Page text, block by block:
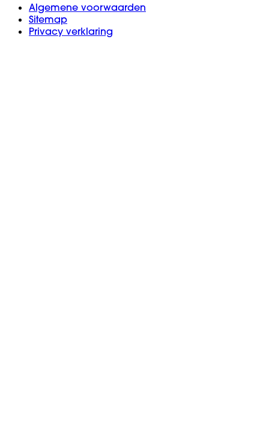
Algemene voorwaarden
Sitemap
Privacy verklaring